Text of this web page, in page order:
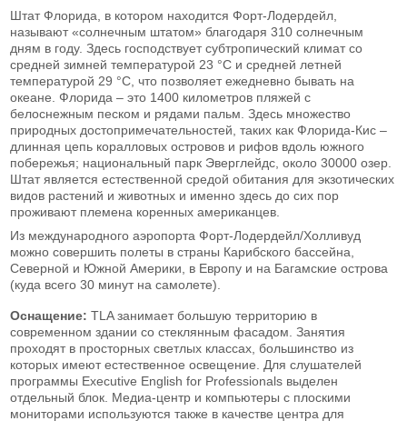
Штат Флорида, в котором находится Форт-Лодердейл,
называют «солнечным штатом» благодаря 310 солнечным
дням в году. Здесь господствует субтропический климат со
средней зимней температурой 23 °С и средней летней
температурой 29 °С, что позволяет ежедневно бывать на
океане. Флорида – это 1400 километров пляжей с
белоснежным песком и рядами пальм. Здесь множество
природных достопримечательностей, таких как Флорида-Кис –
длинная цепь коралловых островов и рифов вдоль южного
побережья; национальный парк Эверглейдс, около 30000 озер.
Штат является естественной средой обитания для экзотических
видов растений и животных и именно здесь до сих пор
проживают племена коренных американцев.
Из международного аэропорта Форт-Лодердейл/Холливуд
можно совершить полеты в страны Карибского бассейна,
Северной и Южной Америки, в Европу и на Багамские острова
(куда всего 30 минут на самолете).
Оснащение: TLA занимает большую территорию в
современном здании со стеклянным фасадом. Занятия
проходят в просторных светлых классах, большинство из
которых имеют естественное освещение. Для слушателей
программы Executive English for Professionals выделен
отдельный блок. Медиа-центр и компьютеры с плоскими
мониторами используются также в качестве центра для